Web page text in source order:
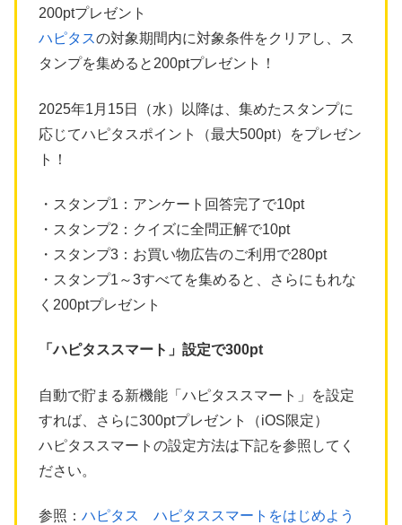
200ptプレゼント
ハピタスの対象期間内に対象条件をクリアし、ス
タンプを集めると200ptプレゼント！
2025年1月15日（水）以降は、集めたスタンプに
応じてハピタスポイント（最大500pt）をプレゼン
ト！
・スタンプ1：アンケート回答完了で10pt
・スタンプ2：クイズに全問正解で10pt
・スタンプ3：お買い物広告のご利用で280pt
・スタンプ1～3すべてを集めると、さらにもれな
く200ptプレゼント
「ハピタススマート」設定で300pt
自動で貯まる新機能「ハピタススマート」を設定
すれば、さらに300ptプレゼント（iOS限定）
ハピタススマートの設定方法は下記を参照してく
ださい。
参照： ハピタス ハピタススマートをはじめよう